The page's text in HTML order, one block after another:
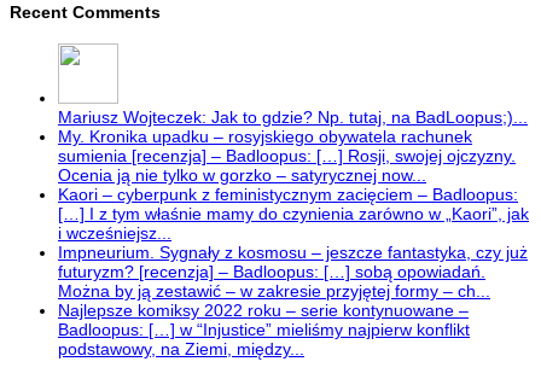
Recent Comments
Mariusz Wojteczek: Jak to gdzie? Np. tutaj, na BadLoopus;)...
My. Kronika upadku – rosyjskiego obywatela rachunek
sumienia [recenzja] – Badloopus: […] Rosji, swojej ojczyzny.
Ocenia ją nie tylko w gorzko – satyrycznej now...
Kaori – cyberpunk z feministycznym zacięciem – Badloopus:
[…] I z tym właśnie mamy do czynienia zarówno w „Kaori”, jak
i wcześniejsz...
Impneurium. Sygnały z kosmosu – jeszcze fantastyka, czy już
futuryzm? [recenzja] – Badloopus: […] sobą opowiadań.
Można by ją zestawić – w zakresie przyjętej formy – ch...
Najlepsze komiksy 2022 roku – serie kontynuowane –
Badloopus: […] w “Injustice” mieliśmy najpierw konflikt
podstawowy, na Ziemi, między...